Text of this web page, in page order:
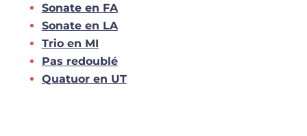
Sonate en FA
Sonate en LA
Trio en MI
Pas redoublé
Quatuor en UT